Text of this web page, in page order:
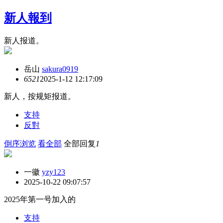
新人報到
新人报道。
岳山 sakura0919
65212025-1-12 12:17:09
新人，按规矩报道。
支持
反對
倒序浏览 看全部 全部回复 1
一徽 yzy123
2025-10-22 09:07:57
2025年第一号加入的
支持